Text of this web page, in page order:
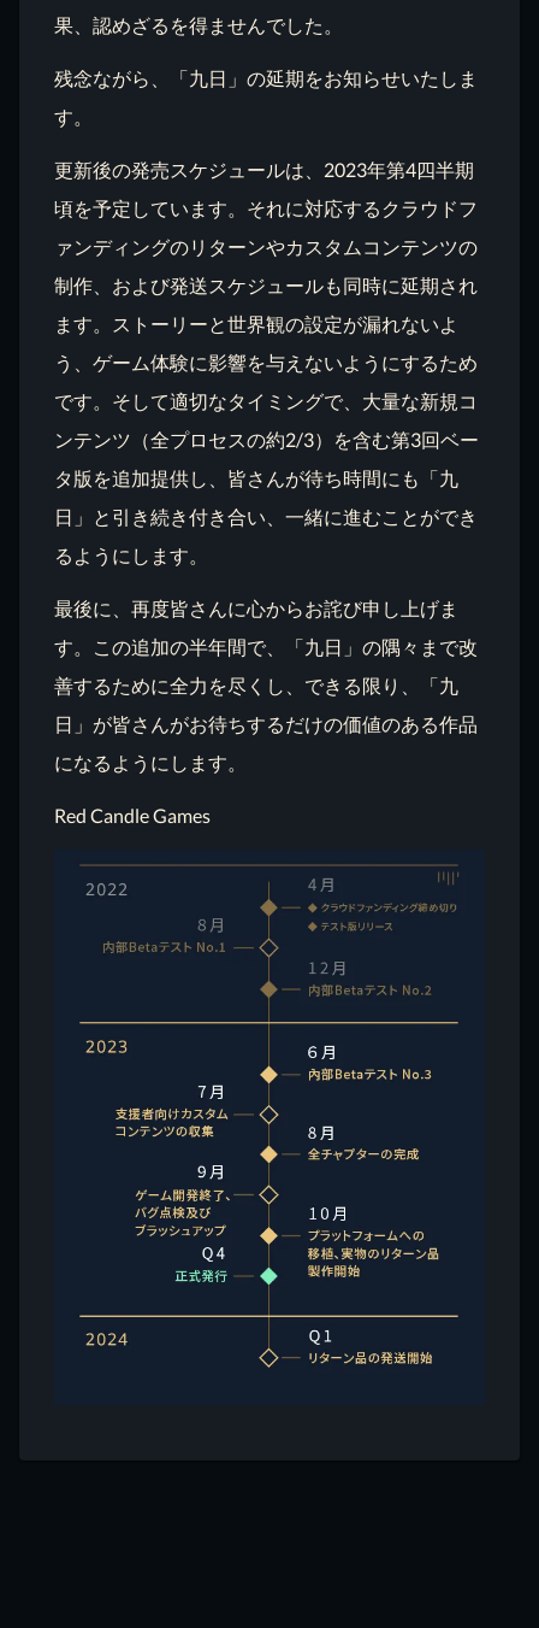
果、認めざるを得ませんでした。
残念ながら、「九日」の延期をお知らせいたしま
す。
更新後の発売スケジュールは、2023年第4四半期
頃を予定しています。それに対応するクラウドフ
ァンディングのリターンやカスタムコンテンツの
制作、および発送スケジュールも同時に延期され
ます。ストーリーと世界観の設定が漏れないよ
う、ゲーム体験に影響を与えないようにするため
です。そして適切なタイミングで、大量な新規コ
ンテンツ（全プロセスの約2/3）を含む第3回ベー
タ版を追加提供し、皆さんが待ち時間にも「九
日」と引き続き付き合い、一緒に進むことができ
るようにします。
最後に、再度皆さんに心からお詫び申し上げま
す。この追加の半年間で、「九日」の隅々まで改
善するために全力を尽くし、できる限り、「九
日」が皆さんがお待ちするだけの価値のある作品
になるようにします。
Red Candle Games